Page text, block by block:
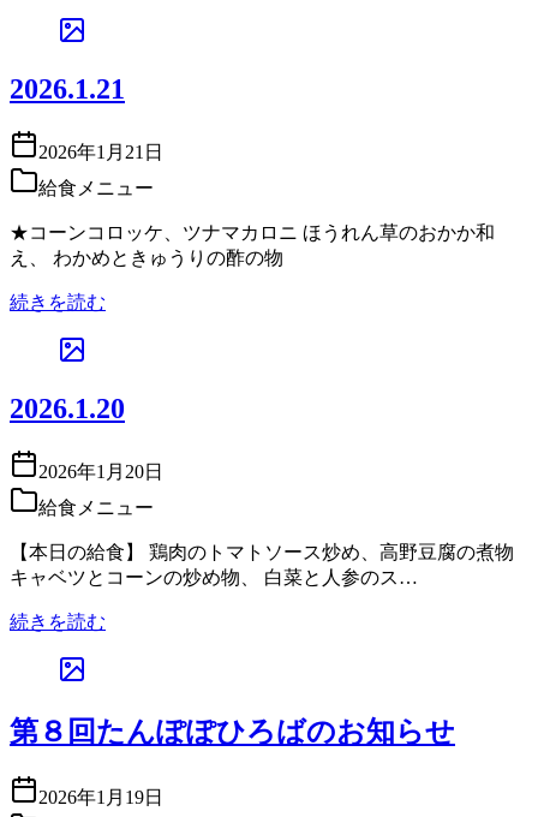
2026.1.21
2026年1月21日
給食メニュー
★コーンコロッケ、ツナマカロニ ほうれん草のおかか和
え、 わかめときゅうりの酢の物
続きを読む
2026.1.20
2026年1月20日
給食メニュー
【本日の給食】 鶏肉のトマトソース炒め、高野豆腐の煮物
キャベツとコーンの炒め物、 白菜と人参のス…
続きを読む
第８回たんぽぽひろばのお知らせ
2026年1月19日